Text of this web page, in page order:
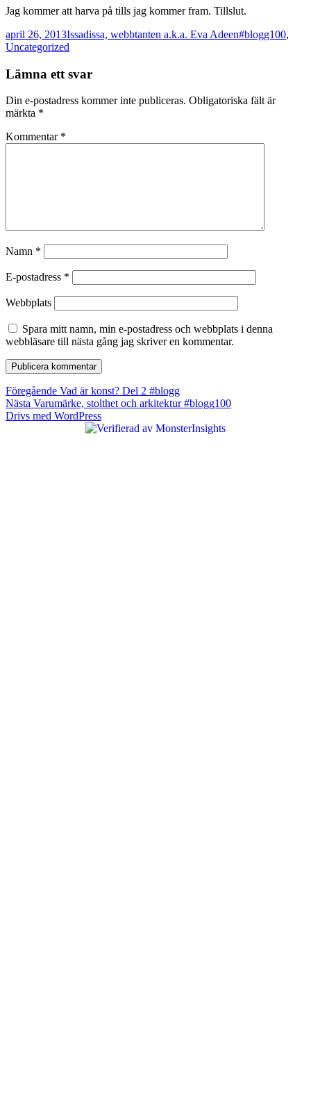
Jag kommer att harva på tills jag kommer fram. Tillslut.
Postat
april 26, 2013Författare
Issadissa, webbtanten a.k.a. Eva AdeenKategorier
#blogg100,
Uncategorized
Lämna ett svar
Din e-postadress kommer inte publiceras. Obligatoriska fält är
märkta *
Kommentar *
Namn *
E-postadress *
Webbplats
Spara mitt namn, min e-postadress och webbplats i denna
webbläsare till nästa gång jag skriver en kommentar.
Inläggsnavigering
Föregående Föregående
inlägg:
Vad är konst? Del 2 #blogg
Nästa Nästa
inlägg:
Varumärke, stolthet och arkitektur #blogg100
Drivs med WordPress